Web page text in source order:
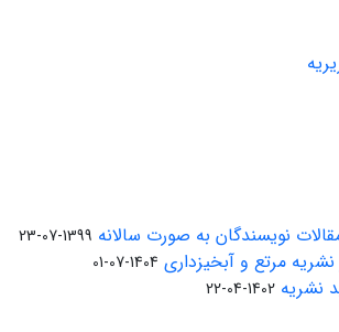
نویسندگان به صورت سالانه 1399-07-23
مرتع و آبخیزداری 1404-07-01
نشریه 1402-04-22